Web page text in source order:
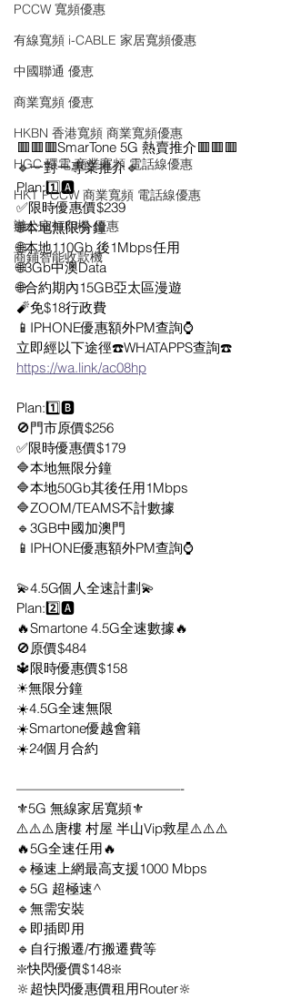
PCCW 寬頻優惠
有線寬頻 i-CABLE 家居寬頻優惠
中國聯通 優恵
商業寬頻 優恵
HKBN 香港寬頻 商業寬頻優惠
HGC 環電 商業寬頻 電話線優惠
HKT PCCW 商業寬頻 電話線優惠
辦公室打印機 優惠
商鋪智能收款機
🟥🟥🟥SmarTone 5G 熱賣推介🟥🟥🟥
🔹一對一專業推介🔹
Plan:1️⃣🅰️
✅限時優惠價$239
🌐本地無限分鐘
🌐本地110Gb 後1Mbps任用
🌐3Gb中澳Data
🌐合約期內15GB亞太區漫遊
🧨免$18行政費
📱IPHONE優惠額外PM查詢⌚️
立即經以下途徑☎️WHATAPPS查詢☎️
https://wa.link/ac08hp
Plan:1️⃣🅱️
🚫門市原價$256
✅限時優惠價$179
🔷本地無限分鐘
🔷本地50Gb其後任用1Mbps
🔷ZOOM/TEAMS不計數據
🔹3GB中國加澳門
📱IPHONE優惠額外PM查詢⌚️
💫4.5G個人全速計劃💫
Plan:2️⃣🅰️
🔥Smartone 4.5G全速數據🔥
🚫原價$484
🔱限時優惠價$158
☀無限分鐘
☀️4.5G全速無限
☀️Smartone優越會籍
☀️24個月合約
————————————-
⚜️5G 無線家居寬頻⚜️
⚠️⚠️⚠️唐樓 村屋 半山Vip救星⚠️⚠️⚠️
🔥5G全速任用🔥
🔹極速上網最高支援1000 Mbps
🔹5G 超極速^
🔹無需安裝
🔹即插即用
🔹自行搬遷/冇搬遷費等
❇️快閃優價$148❇️
🔆超快閃優惠價租用Router🔆